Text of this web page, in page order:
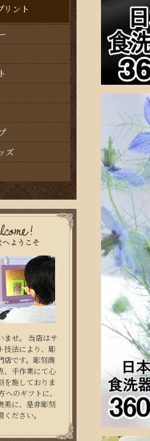
リント
ズ
ませ。 当店はサ
技法により、彫
店です。彫刻商
、手作業にて心
を施しておりま
へのギフトに、
美に、是非彫刻
ださい。